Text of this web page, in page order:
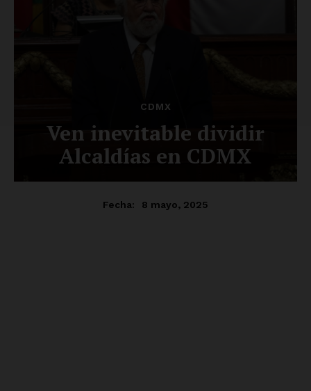
Del Siglo